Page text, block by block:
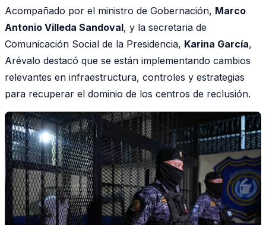
Acompañado por el ministro de Gobernación, Marco
Antonio Villeda Sandoval, y la secretaria de
Comunicación Social de la Presidencia, Karina García,
Arévalo destacó que se están implementando cambios
relevantes en infraestructura, controles y estrategias
para recuperar el dominio de los centros de reclusión.